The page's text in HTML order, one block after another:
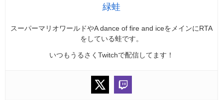
緑蛙
スーパーマリオワールドやA dance of fire and iceをメインにRTA
をしている蛙です。
いつもうるさくTwitchで配信してます！